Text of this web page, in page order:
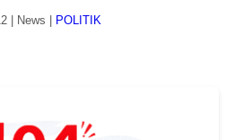
| News POLITIK